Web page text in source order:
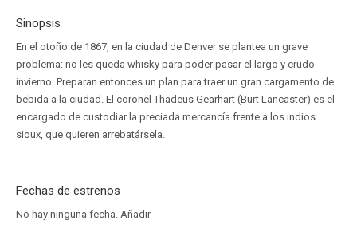
Sinopsis
En el otoño de 1867, en la ciudad de Denver se plantea un grave
problema: no les queda whisky para poder pasar el largo y crudo
invierno. Preparan entonces un plan para traer un gran cargamento de
bebida a la ciudad. El coronel Thadeus Gearhart (Burt Lancaster) es el
encargado de custodiar la preciada mercancía frente a los indios
sioux, que quieren arrebatársela.
Fechas de estrenos
No hay ninguna fecha. Añadir